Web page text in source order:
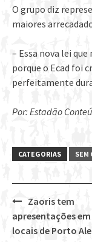
O grupo diz
maiores
– Essa nova lei
porque o Ecad foi
perfeitamente
Por: Estadão
CATEGORIAS SEM
Post
navigation
Zaoris tem
apresentações
locais de Porto